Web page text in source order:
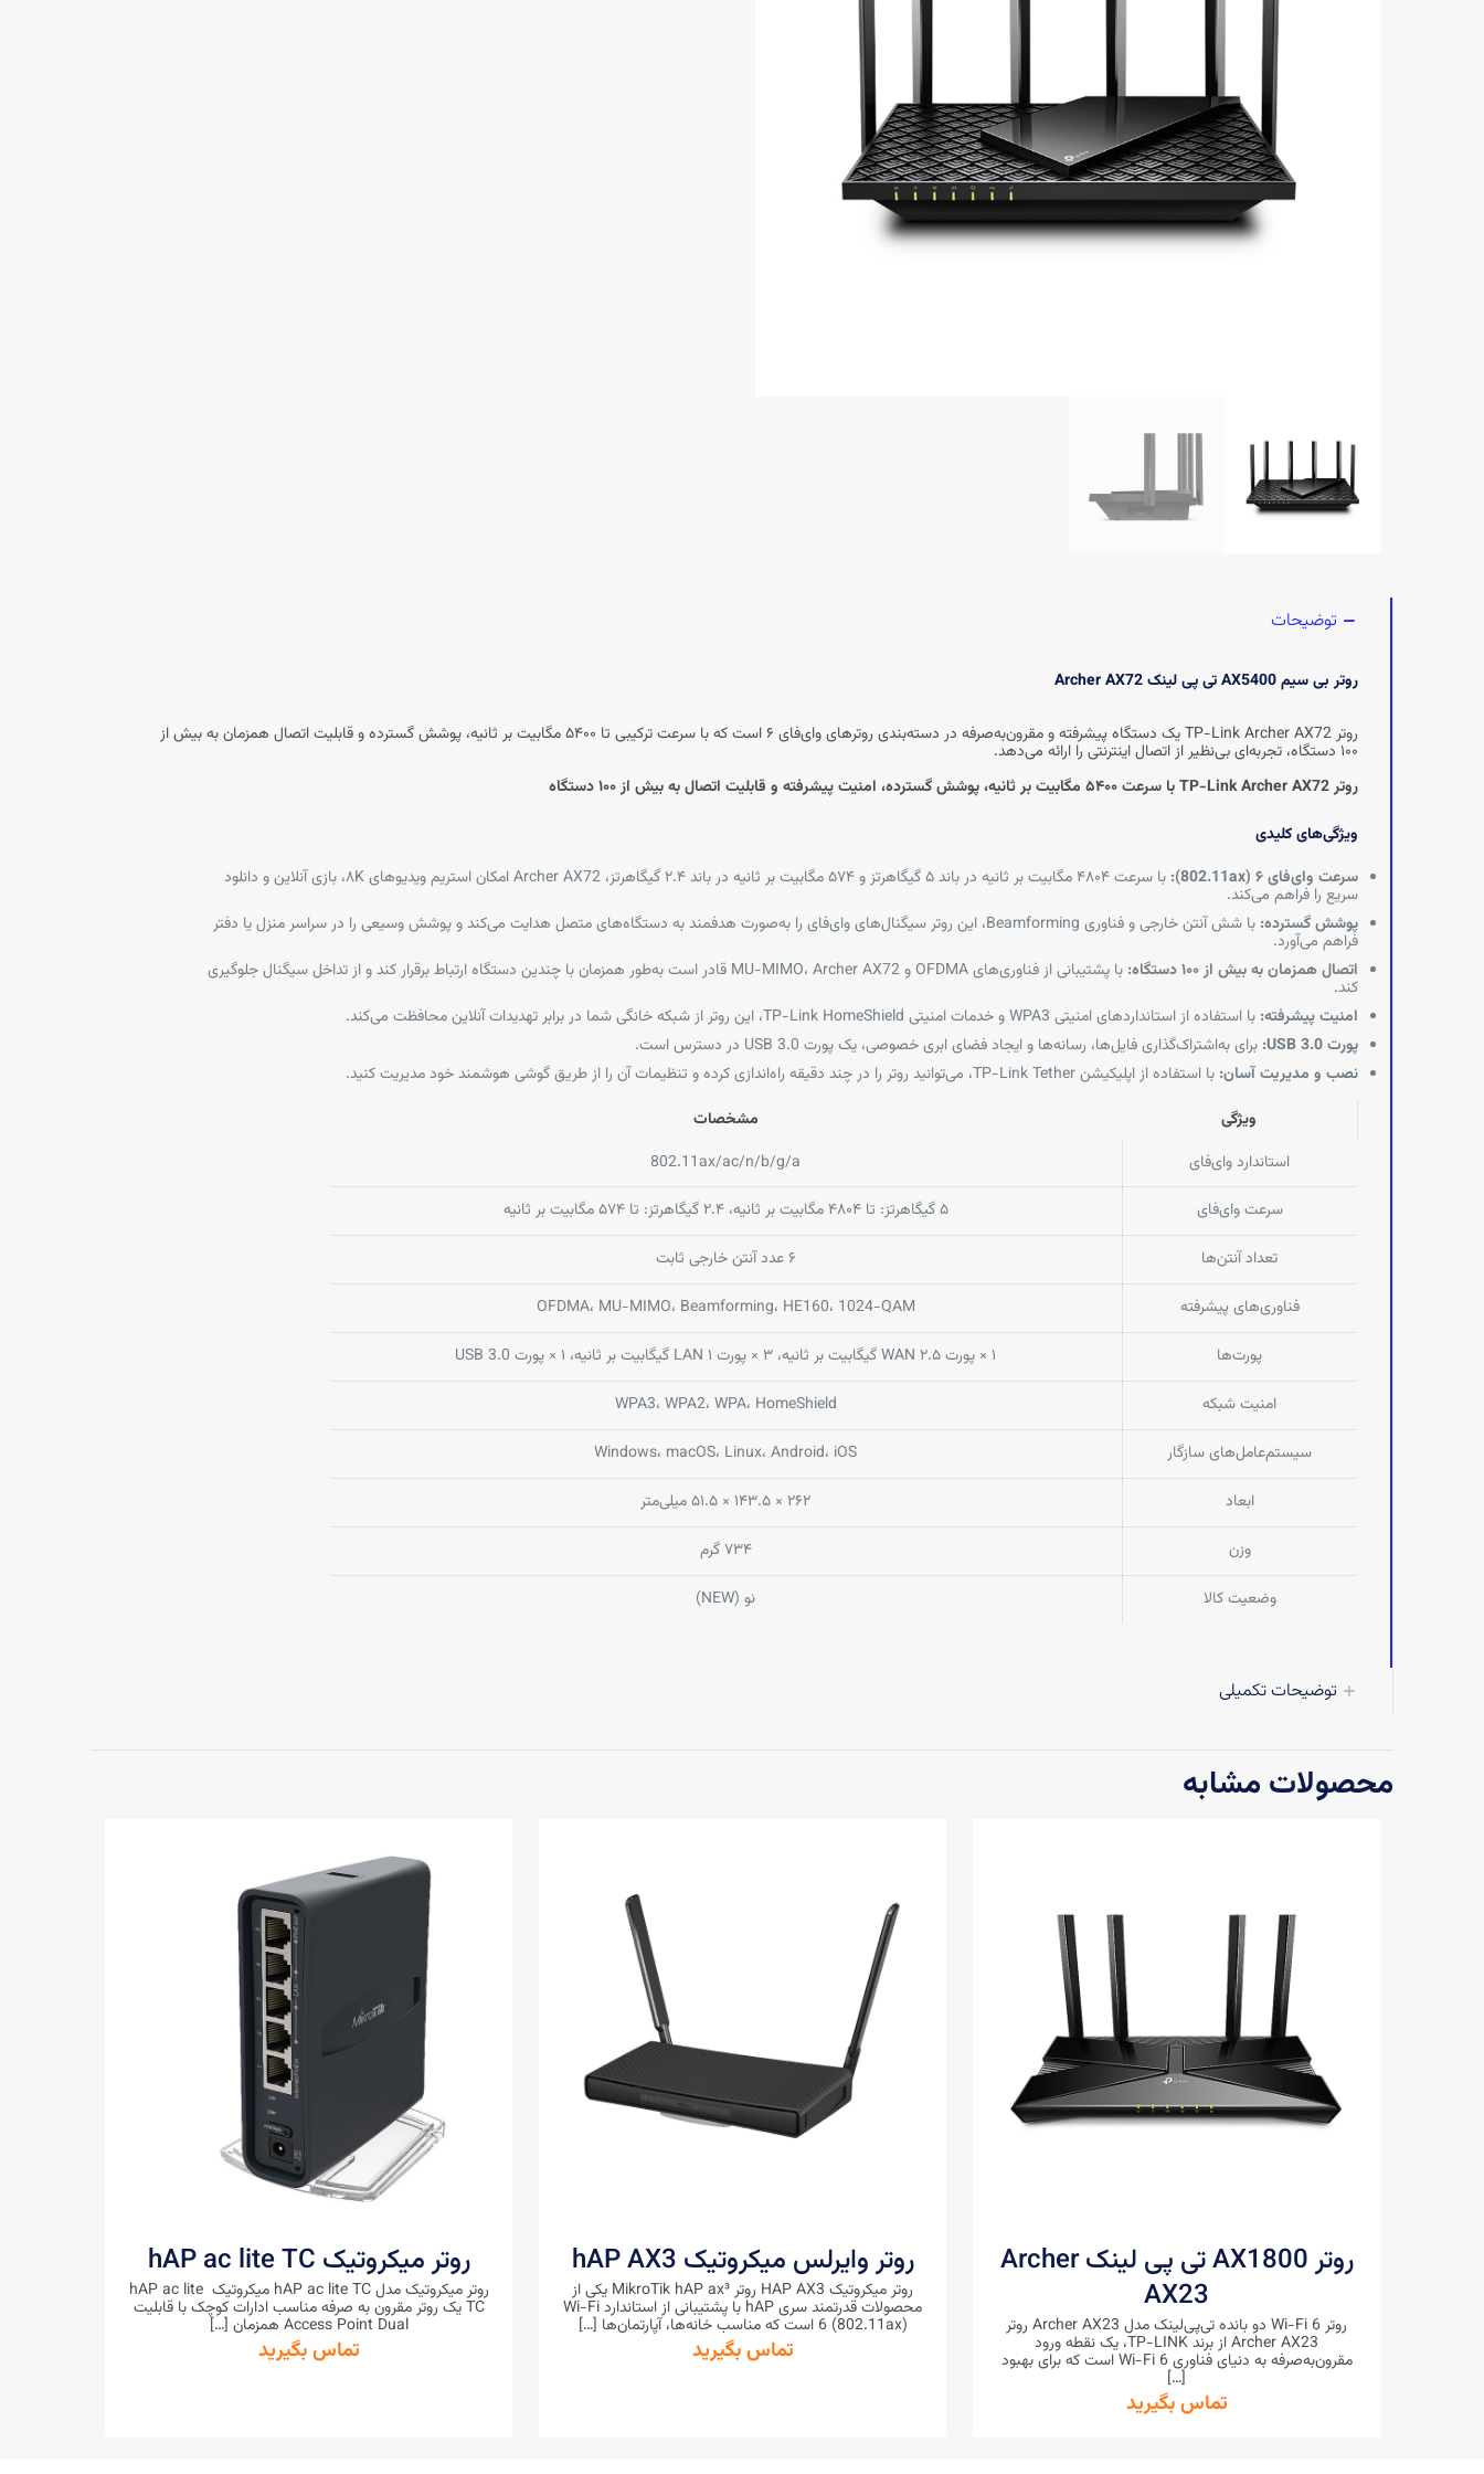
توضیحات
روتر بی سیم AX5400 تی پی لینک Archer AX72
روتر TP-Link Archer AX72 یک دستگاه پیشرفته و مقرون‌به‌صرفه در دسته‌بندی روترهای وای‌فای ۶ است که با سرعت ترکیبی تا ۵۴۰۰ مگابیت بر ثانیه، پوشش گسترده و قابلیت اتصال همزمان به بیش از
۱۰۰ دستگاه، تجربه‌ای بی‌نظیر از اتصال اینترنتی را ارائه می‌دهد.
روتر TP-Link Archer AX72 با سرعت ۵۴۰۰ مگابیت بر ثانیه، پوشش گسترده، امنیت پیشرفته و قابلیت اتصال به بیش از ۱۰۰ دستگاه
ویژگی‌های کلیدی
سرعت وای‌فای ۶ (802.11ax):
با سرعت ۴۸۰۴ مگابیت بر ثانیه در باند ۵ گیگاهرتز و ۵۷۴ مگابیت بر ثانیه در باند ۲.۴ گیگاهرتز، Archer AX72 امکان استریم ویدیوهای ۸K، بازی آنلاین و دانلود
سریع را فراهم می‌کند.
پوشش گسترده:
با شش آنتن خارجی و فناوری Beamforming، این روتر سیگنال‌های وای‌فای را به‌صورت هدفمند به دستگاه‌های متصل هدایت می‌کند و پوشش وسیعی را در سراسر منزل یا دفتر
فراهم می‌آورد.
اتصال همزمان به بیش از ۱۰۰ دستگاه:
با پشتیبانی از فناوری‌های OFDMA و MU-MIMO، Archer AX72 قادر است به‌طور همزمان با چندین دستگاه ارتباط برقرار کند و از تداخل سیگنال جلوگیری
کند.
امنیت پیشرفته: با استفاده از استانداردهای امنیتی WPA3 و خدمات امنیتی TP-Link HomeShield، این روتر از شبکه خانگی شما در برابر تهدیدات آنلاین محافظت می‌کند.
پورت USB 3.0:
برای به‌اشتراک‌گذاری فایل‌ها، رسانه‌ها و ایجاد فضای ابری خصوصی، یک پورت USB 3.0 در دسترس است.
نصب و مدیریت آسان: با استفاده از اپلیکیشن TP-Link Tether، می‌توانید روتر را در چند دقیقه راه‌اندازی کرده و تنظیمات آن را از طریق گوشی هوشمند خود مدیریت کنید.
ویژگی
مشخصات
استاندارد وای‌فای
802.11ax/ac/n/b/g/a
سرعت وای‌فای
۵ گیگاهرتز: تا ۴۸۰۴ مگابیت بر ثانیه، ۲.۴ گیگاهرتز: تا ۵۷۴ مگابیت بر ثانیه
تعداد آنتن‌ها
۶ عدد آنتن خارجی ثابت
فناوری‌های پیشرفته
OFDMA، MU-MIMO، Beamforming، HE160، 1024-QAM
پورت‌ها
۱ × پورت WAN ۲.۵ گیگابیت بر ثانیه، ۳ × پورت LAN ۱ گیگابیت بر ثانیه، ۱ × پورت USB 3.0
امنیت شبکه
WPA3، WPA2، WPA، HomeShield
سیستم‌عامل‌های سازگار
Windows، macOS، Linux، Android، iOS
ابعاد
۲۶۲ × ۱۴۳.۵ × ۵۱.۵ میلی‌متر
وزن
۷۳۴ گرم
وضعیت کالا
نو (NEW)
توضیحات تکمیلی
محصولات مشابه
روتر AX1800 تی پی لینک Archer
AX23
روتر Wi-Fi 6 دو بانده تی‌پی‌لینک مدل Archer AX23 روتر
Archer AX23 از برند TP-LINK، یک نقطه ورود
مقرون‌به‌صرفه به دنیای فناوری Wi-Fi 6 است که برای بهبود
[…]
تماس بگیرید
روتر وایرلس میکروتیک hAP AX3
روتر میکروتیک HAP AX3 روتر MikroTik hAP ax³ یکی از
محصولات قدرتمند سری hAP با پشتیبانی از استاندارد Wi-Fi
6 (802.11ax) است که مناسب خانه‌ها، آپارتمان‌ها […]
تماس بگیرید
روتر میکروتیک hAP ac lite TC
روتر میکروتیک مدل hAP ac lite TC میکروتیک hAP ac lite
TC یک روتر مقرون به صرفه مناسب ادارات کوچک با قابلیت
Access Point Dual همزمان […]
تماس بگیرید